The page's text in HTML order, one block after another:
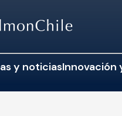
y noticiasInnovación